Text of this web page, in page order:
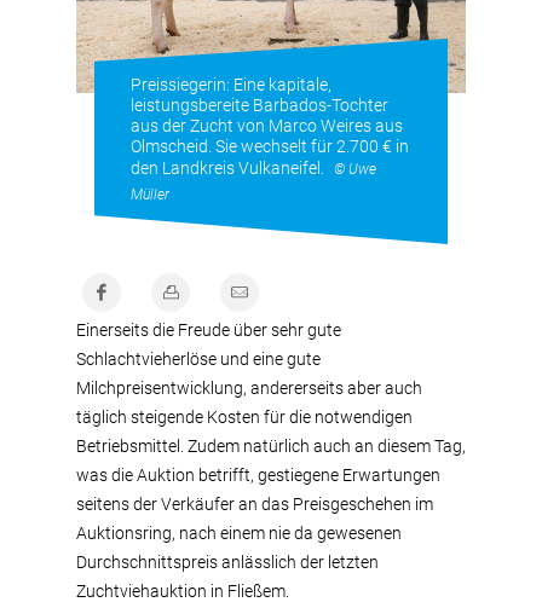
Preissiegerin: Eine kapitale,
leistungsbereite Barbados-Tochter
aus der Zucht von Marco Weires aus
Olmscheid. Sie wechselt für 2.700 € in
den Landkreis Vulkaneifel.
© Uwe
Müller
Einerseits die Freude über sehr gute
Schlachtvieherlöse und eine gute
Milchpreisentwicklung, andererseits aber auch
täglich steigende Kosten für die notwendigen
Betriebsmittel. Zudem natürlich auch an diesem Tag,
was die Auktion betrifft, gestiegene Erwartungen
seitens der Verkäufer an das Preisgeschehen im
Auktionsring, nach einem nie da gewesenen
Durchschnittspreis anlässlich der letzten
Zuchtviehauktion in Fließem.